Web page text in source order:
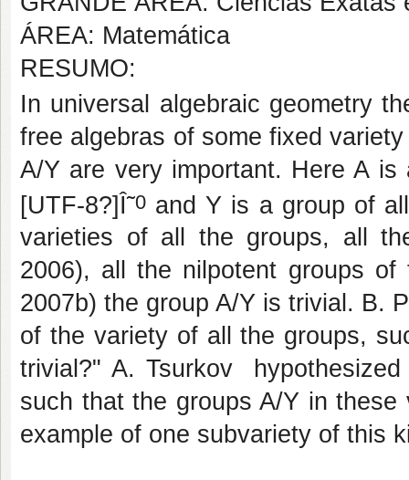
ÁREA: Matemática
RESUMO:
In universal algebraic geometry
free algebras of some fixed
A/Y are very important. Here A
[UTF-8?]Î˜0 and Y is a group of
varieties of all the groups, all
2006), all the nilpotent groups
2007b) the group A/Y is trivial. B.
of the variety of all the groups,
trivial?" A. Tsurkov
such that the groups A/Y in
example of one subvariety of this